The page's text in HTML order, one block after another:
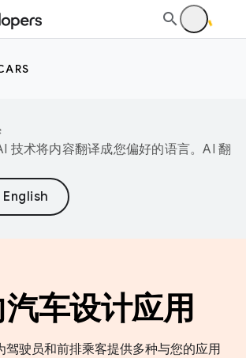
技术将内容翻译成您偏好的语言。AI 翻
车设计应用
驾驶员和前排乘客提供多种与您的应用